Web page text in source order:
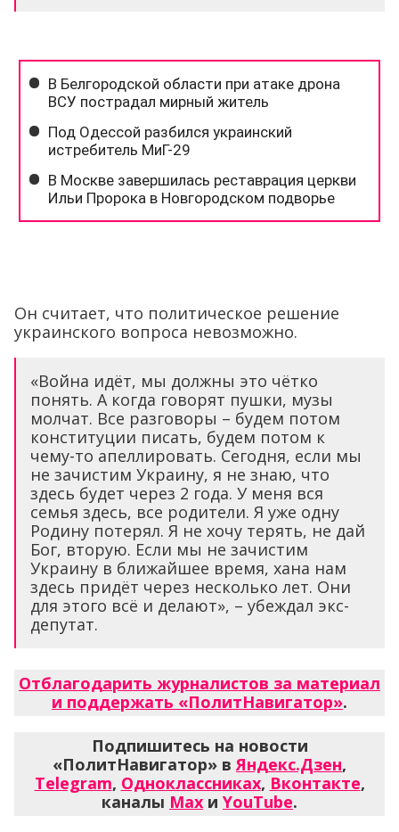
Он считает, что политическое решение
украинского вопроса невозможно.
«Война идёт, мы должны это чётко
понять. А когда говорят пушки, музы
молчат. Все разговоры – будем потом
конституции писать, будем потом к
чему-то апеллировать. Сегодня, если мы
не зачистим Украину, я не знаю, что
здесь будет через 2 года. У меня вся
семья здесь, все родители. Я уже одну
Родину потерял. Я не хочу терять, не дай
Бог, вторую. Если мы не зачистим
Украину в ближайшее время, хана нам
здесь придёт через несколько лет. Они
для этого всё и делают», – убеждал экс-
депутат.
Отблагодарить журналистов за материал
и поддержать «ПолитНавигатор».
Подпишитесь на новости
«ПолитНавигатор» вЯндекс.Дзен,
Telegram, Одноклассниках, Вконтакте,
каналы Max и YouTube.